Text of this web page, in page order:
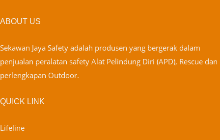
ABOUT US
Sekawan Jaya Safety adalah produsen yang bergerak dalam
penjualan peralatan safety Alat Pelindung Diri (APD), Rescue dan
perlengkapan Outdoor.
QUICK LINK
Lifeline